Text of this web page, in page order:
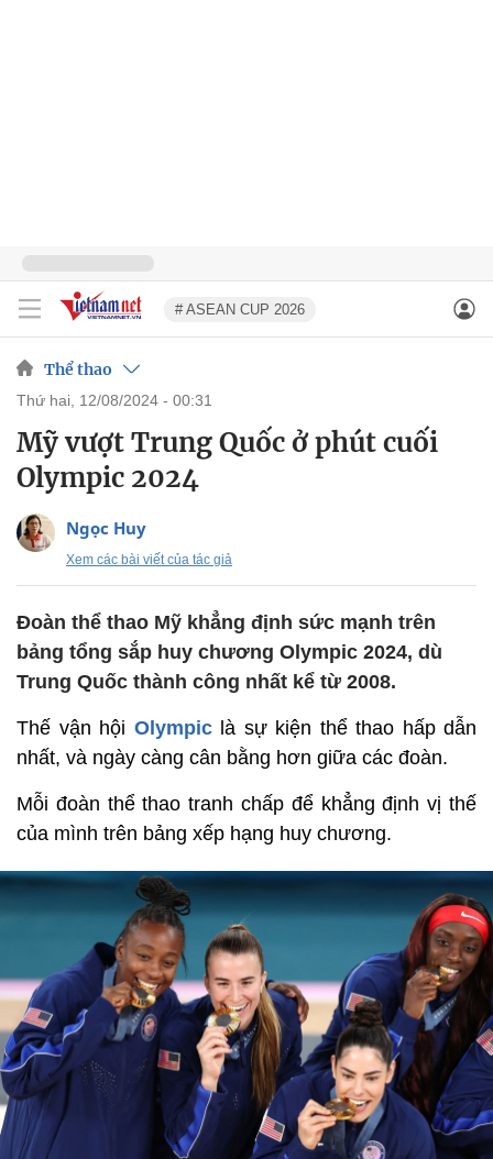
# ASEAN CUP 2026
Thể thao
thứ hai, 12/08/2024 - 00:31
Mỹ vượt Trung Quốc ở phút cuối
Olympic 2024
Ngọc Huy
Xem các bài viết của tác giả
Đoàn thể thao Mỹ khẳng định sức mạnh trên
bảng tổng sắp huy chương Olympic 2024, dù
Trung Quốc thành công nhất kể từ 2008.
Thế vận hội Olympiclà sự kiện thể thao hấp dẫn
nhất, và ngày càng cân bằng hơn giữa các đoàn.
Mỗi đoàn thể thao tranh chấp để khẳng định vị thế
của mình trên bảng xếp hạng huy chương.